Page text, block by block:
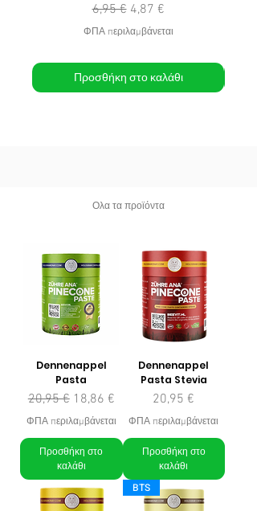
Κανονική τιμή
6,95 € Τιμή Έκπτωσης
4,87 €
ΦΠΑ περιλαμβάνεται
Προσθήκη στο καλάθι
Ολα τα προϊόντα
Dennenappel
Pasta
Κανονική τιμή
20,95 € Τιμή Έκπτωσης
18,86 €
ΦΠΑ περιλαμβάνεται
Προσθήκη στο
καλάθι
Dennenappel
Pasta Stevia
Τιμή
20,95 €
ΦΠΑ περιλαμβάνεται
Προσθήκη στο
καλάθι
BTS